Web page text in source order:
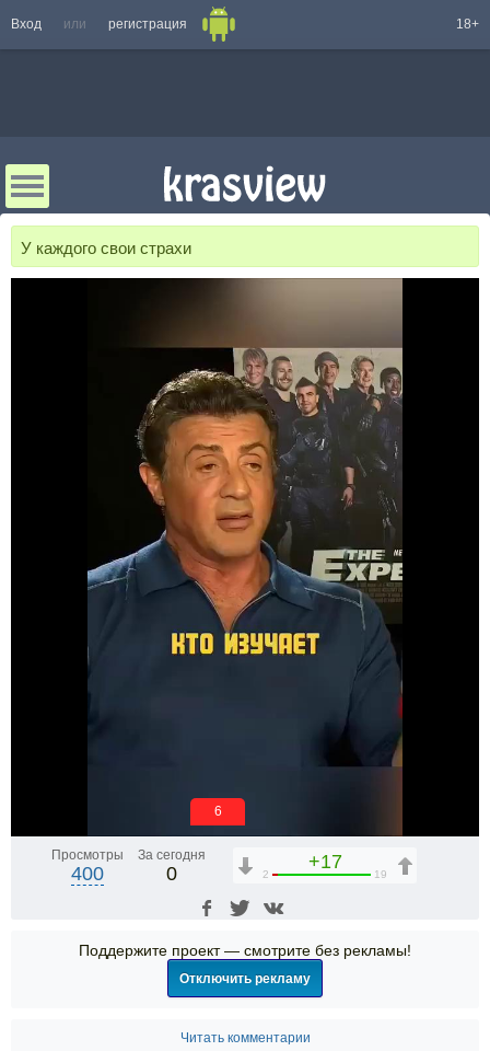
Вход или регистрация 18+
У каждого свои страхи
6
Просмотры
400
За сегодня
0
+17
2 19
Поддержите проект — смотрите без рекламы!
Отключить рекламу
Читать комментарии